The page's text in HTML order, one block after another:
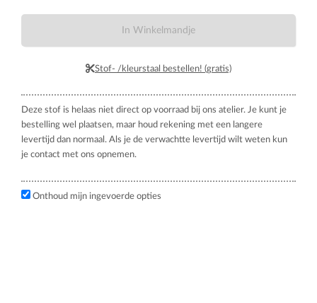
In Winkelmandje
Stof- /kleurstaal bestellen! (gratis)
Deze stof is helaas niet direct op voorraad bij ons atelier. Je kunt je
bestelling wel plaatsen, maar houd rekening met een langere
levertijd dan normaal. Als je de verwachtte levertijd wilt weten kun
je contact met ons opnemen.
Onthoud mijn ingevoerde opties